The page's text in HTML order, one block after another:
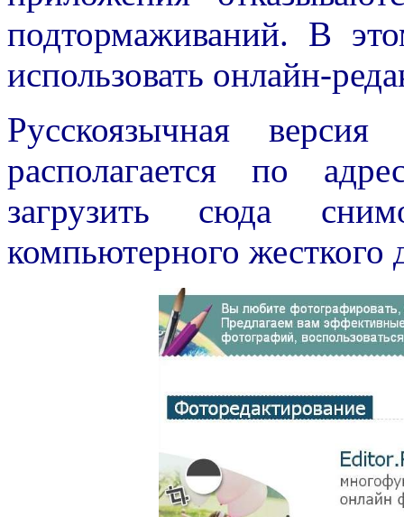
подтормаживаний. В
использовать онлайн-
Русскоязычная
располагается по
загрузить сюда
компьютерного жесткого